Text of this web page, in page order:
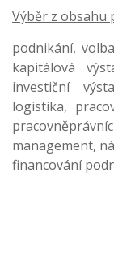
Výběr z obsahu
podnikání,
kapitálová
investiční
logistika,
management,
financování